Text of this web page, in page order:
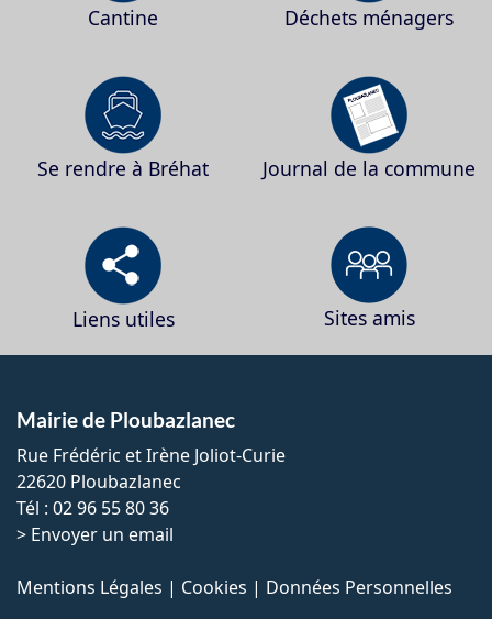
Cantine Déchets ménagers
Se rendre à Bréhat Journal de la commune
Liens utiles Sites amis
Mairie de Ploubazlanec
Rue Frédéric et Irène Joliot-Curie
22620 Ploubazlanec
Tél : 02 96 55 80 36
> Envoyer un email
Mentions Légales | Cookies | Données Personnelles